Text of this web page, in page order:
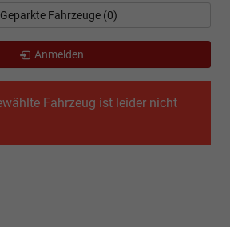
Fahrzeug ist leider nicht
Geparkte Fahrzeuge (0)
Anmelden